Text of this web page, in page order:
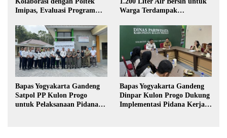
Imipas, Evaluasi Program
Warga Terdampak
Bapas Yogyakarta Gandeng
Satpol PP Kulon Progo
untuk Pelaksanaan Pidana
Bapas Yogyakarta Gandeng
Dinpar Kulon Progo Dukung
Implementasi Pidana Kerja